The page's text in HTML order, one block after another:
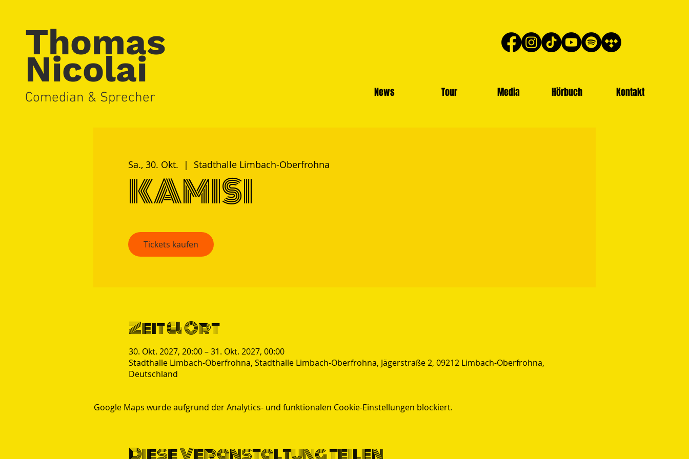
Thomas
Nicolai
Comedian & Sprecher News Tour Media Hörbuch Kontakt
Sa., 30. Okt.
  |
Stadthalle Limbach-Oberfrohna
KAMISI
Tickets kaufen
Zeit & Ort
30. Okt. 2027, 20:00 – 31. Okt. 2027, 00:00
Stadthalle Limbach-Oberfrohna, Stadthalle Limbach-Oberfrohna, Jägerstraße 2, 09212 Limbach-Oberfrohna,
Deutschland
Google Maps wurde aufgrund der Analytics- und funktionalen Cookie-Einstellungen blockiert.
Diese Veranstaltung teilen